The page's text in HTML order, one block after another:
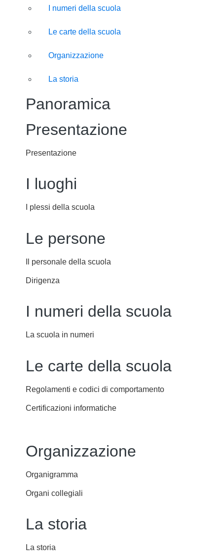
I numeri della scuola
Le carte della scuola
Organizzazione
La storia
Panoramica
Presentazione
Presentazione
I luoghi
I plessi della scuola
Le persone
Il personale della scuola
Dirigenza
I numeri della scuola
La scuola in numeri
Le carte della scuola
Regolamenti e codici di comportamento
Certificazioni informatiche
Organizzazione
Organigramma
Organi collegiali
La storia
La storia